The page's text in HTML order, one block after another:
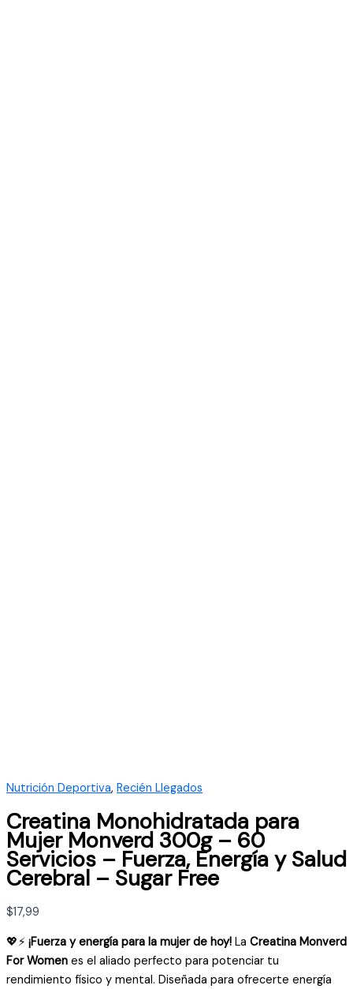
Nutrición Deportiva, Recién Llegados
Creatina Monohidratada para
Mujer Monverd 300g – 60
Servicios – Fuerza, Energía y Salud
Cerebral – Sugar Free
$17,99
💖⚡ ¡Fuerza y energía para la mujer de hoy! La Creatina Monverd
For Women es el aliado perfecto para potenciar tu
rendimiento físico y mental. Diseñada para ofrecerte energía